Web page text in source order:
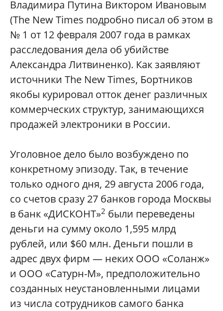
Владимира Путина Виктором Ивановым
(The New Times подробно писал об этом в
№ 1 от 12 февраля 2007 года в рамках
расследования дела об убийстве
Александра Литвиненко). Как заявляют
источники The New Times, Бортников
якобы курировал отток денег различных
коммерческих структур, занимающихся
продажей электроники в России.
Уголовное дело было возбуждено по
конкретному эпизоду. Так, в течение
только одного дня, 29 августа 2006 года,
со счетов сразу 27 банков города Москвы
в банк «ДИСКОНТ»2 были переведены
деньги на сумму около 1,595 млрд
рублей, или $60 млн. Деньги пошли в
адрес двух фирм — неких ООО «Соланж»
и ООО «Сатурн-М», предположительно
созданных неустановленными лицами
из числа сотрудников самого банка